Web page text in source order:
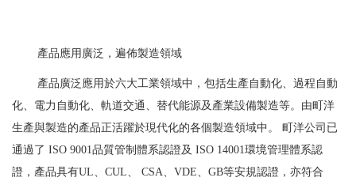
產品應用廣泛，遍佈製造領域
產品廣泛應用於六大工業領域中，包括生產自動化、過程自動
化、電力自動化、軌道交通、替代能源及產業設備製造等。由町洋
生產與製造的產品正活躍於現代化的各個製造領域中。 町洋公司已
通過了 ISO 9001品質管制體系認證及 ISO 14001環境管理體系認
證，產品具有UL、CUL、 CSA、VDE、GB等安規認證，亦符合